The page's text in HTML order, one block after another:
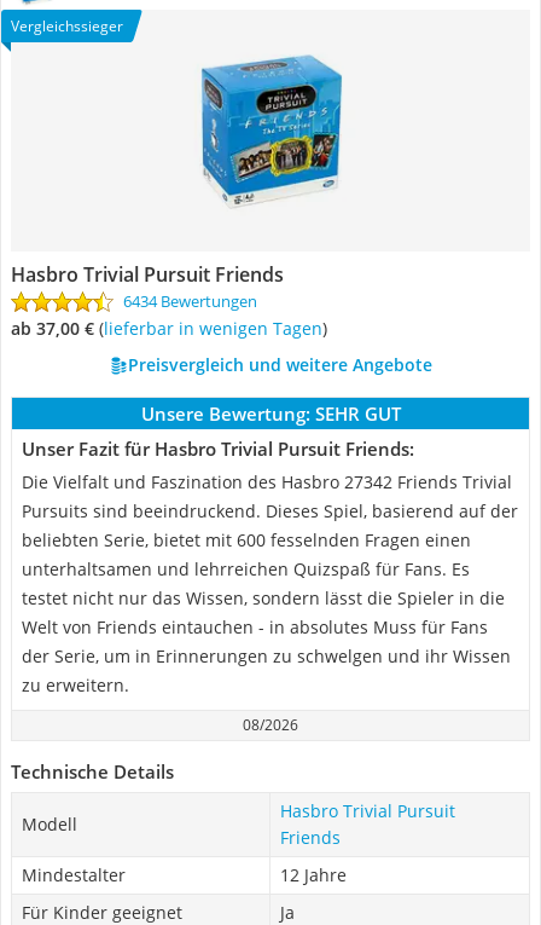
Vergleichssieger
Hasbro Trivial Pursuit Friends
6434 Bewertungen
ab 37,00 € ( Lieferbar in wenigen Tagen)
Preisvergleich und weitere Angebote
Unsere Bewertung: SEHR GUT
Unser Fazit für Hasbro Trivial Pursuit Friends:
Die Vielfalt und Faszination des Hasbro 27342 Friends Trivial
Pursuits sind beeindruckend. Dieses Spiel, basierend auf der
beliebten Serie, bietet mit 600 fesselnden Fragen einen
unterhaltsamen und lehrreichen Quizspaß für Fans. Es
testet nicht nur das Wissen, sondern lässt die Spieler in die
Welt von Friends eintauchen - in absolutes Muss für Fans
der Serie, um in Erinnerungen zu schwelgen und ihr Wissen
zu erweitern.
08/2026
Technische Details
Modell
Hasbro Trivial Pursuit
Friends
Mindestalter
12 Jahre
Für Kinder geeignet
Ja